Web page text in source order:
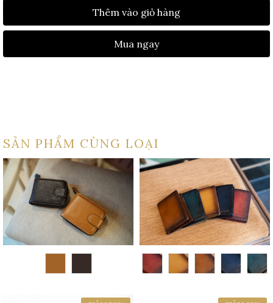
Thêm vào giỏ hàng
Mua ngay
SẢN PHẨM CÙNG LOẠI